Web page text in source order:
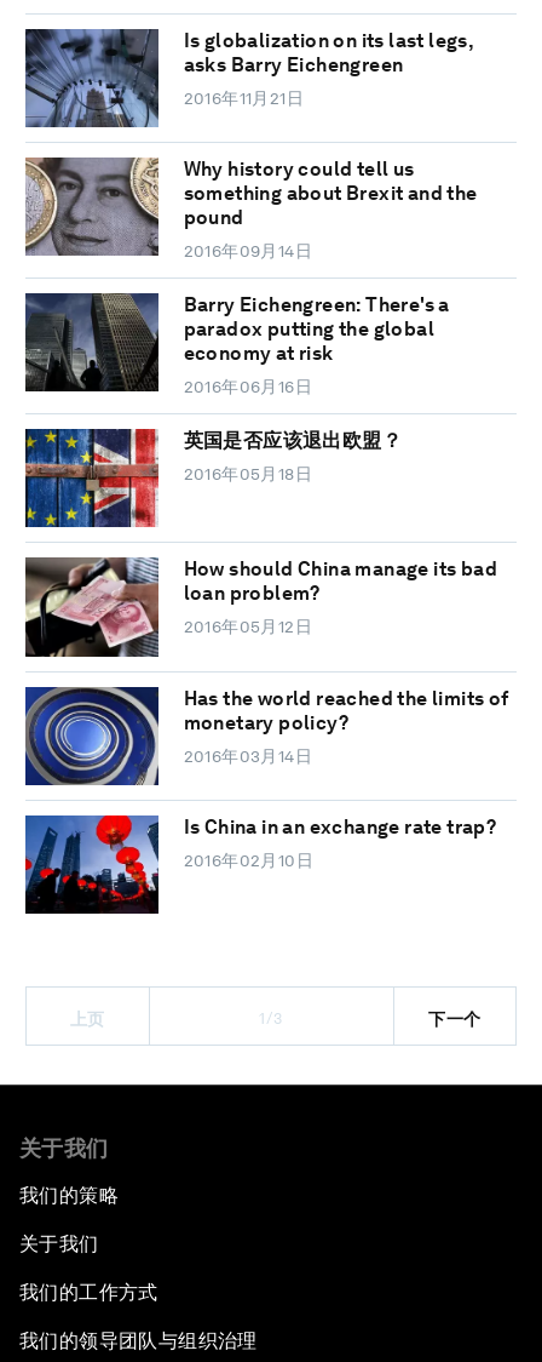
Is globalization on its last legs,
asks Barry Eichengreen
2016年11月21日
Why history could tell us
something about Brexit and the
pound
2016年09月14日
Barry Eichengreen: There's a
paradox putting the global
economy at risk
2016年06月16日
英国是否应该退出欧盟？
2016年05月18日
How should China manage its bad
loan problem?
2016年05月12日
Has the world reached the limits of
monetary policy?
2016年03月14日
Is China in an exchange rate trap?
2016年02月10日
上页 1/3 下一个
关于我们
我们的策略
关于我们
我们的工作方式
我们的领导团队与组织治理